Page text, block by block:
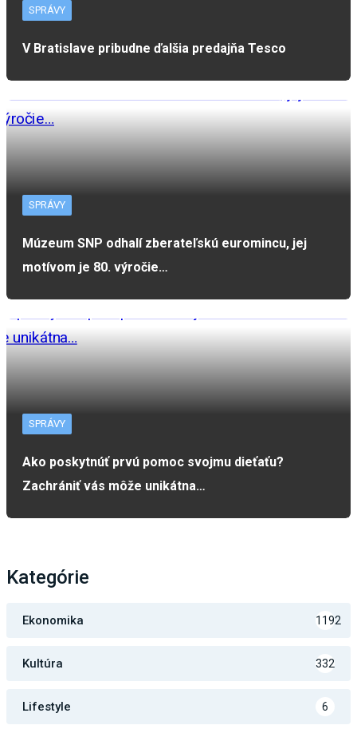
SPRÁVY
V Bratislave pribudne ďalšia predajňa Tesco
SPRÁVY
Múzeum SNP odhalí zberateľskú euromincu, jej
motívom je 80. výročie…
SPRÁVY
Ako poskytnúť prvú pomoc svojmu dieťaťu?
Zachrániť vás môže unikátna…
Kategórie
Ekonomika 1192
Kultúra 332
Lifestyle 6